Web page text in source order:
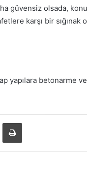
güvensiz olsada,
karşı bir
betonarme
E-Posta ile paylaş